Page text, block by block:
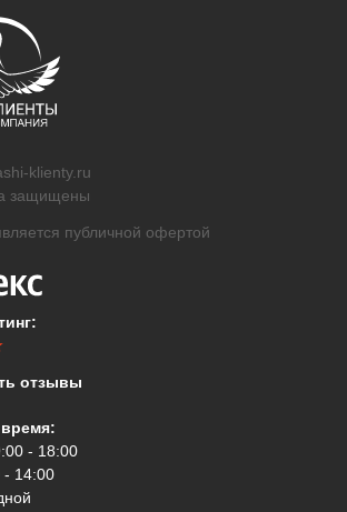
отзывы
публичной офертой
klienty.ru
защищены
- 18:00
14:00